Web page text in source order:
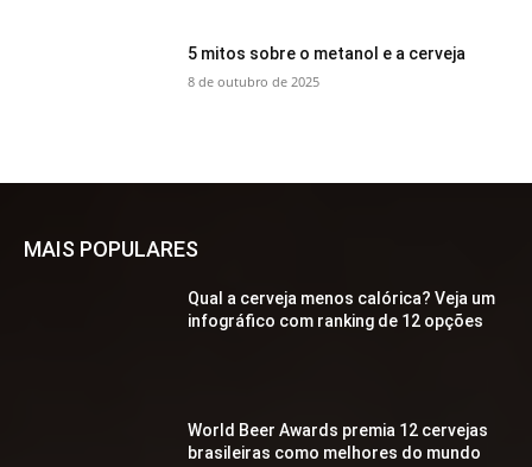
5 mitos sobre o metanol e a cerveja
8 de outubro de 2025
MAIS POPULARES
Qual a cerveja menos calórica? Veja um
infográfico com ranking de 12 opções
World Beer Awards premia 12 cervejas
brasileiras como melhores do mundo